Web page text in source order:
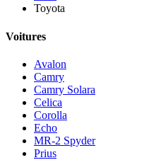
Toyota
Voitures
Avalon
Camry
Camry Solara
Celica
Corolla
Echo
MR-2 Spyder
Prius